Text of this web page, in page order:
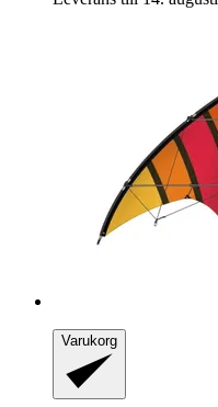
Varukorg